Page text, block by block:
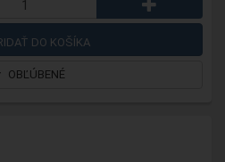
DO KOŠÍKA
OBĽÚBENÉ